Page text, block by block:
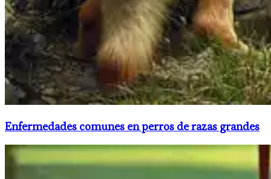
Enfermedades comunes en perros de razas grandes